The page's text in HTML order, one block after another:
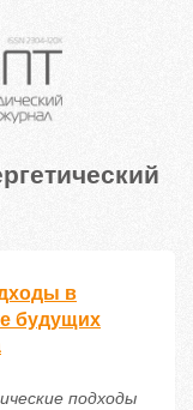
в
будущих
подходы